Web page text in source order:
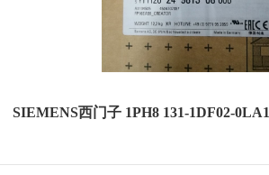
SIEMENS西门子 1PH8 131-1DF02-0LA1